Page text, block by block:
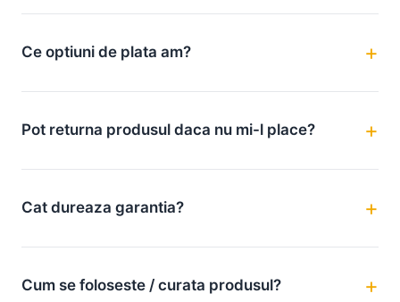
Ce optiuni de plata am?
Pot returna produsul daca nu mi-l place?
Cat dureaza garantia?
Cum se foloseste / curata produsul?